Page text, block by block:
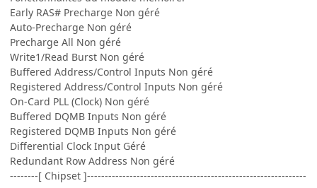
Early RAS# Precharge Non géré
Auto-Precharge Non géré
Precharge All Non géré
Write1/Read Burst Non géré
Buffered Address/Control Inputs Non géré
Registered Address/Control Inputs Non géré
On-Card PLL (Clock) Non géré
Buffered DQMB Inputs Non géré
Registered DQMB Inputs Non géré
Differential Clock Input Géré
Redundant Row Address Non géré
--------[ Chipset ]--------------------------------------------------------------